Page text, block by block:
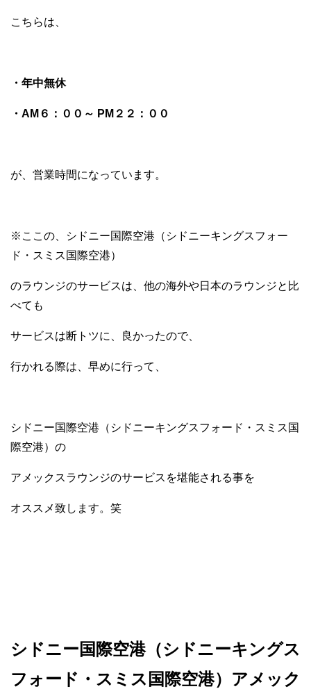
こちらは、
・年中無休
・AM６：００～ PM２２：００
が、営業時間になっています。
※ここの、シドニー国際空港（シドニーキングスフォー
ド・スミス国際空港）
のラウンジのサービスは、他の海外や日本のラウンジと比
べても
サービスは断トツに、良かったので、
行かれる際は、早めに行って、
シドニー国際空港（シドニーキングスフォード・スミス国
際空港）の
アメックスラウンジのサービスを堪能される事を
オススメ致します。笑
シドニー国際空港（シドニーキングス
フォード・スミス国際空港）アメック